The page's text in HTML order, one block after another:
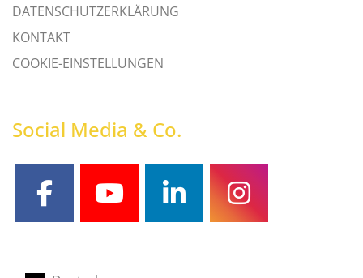
DATENSCHUTZERKLÄRUNG
KONTAKT
COOKIE-EINSTELLUNGEN
Social Media & Co.
facebookyoutubelinkedininstagram